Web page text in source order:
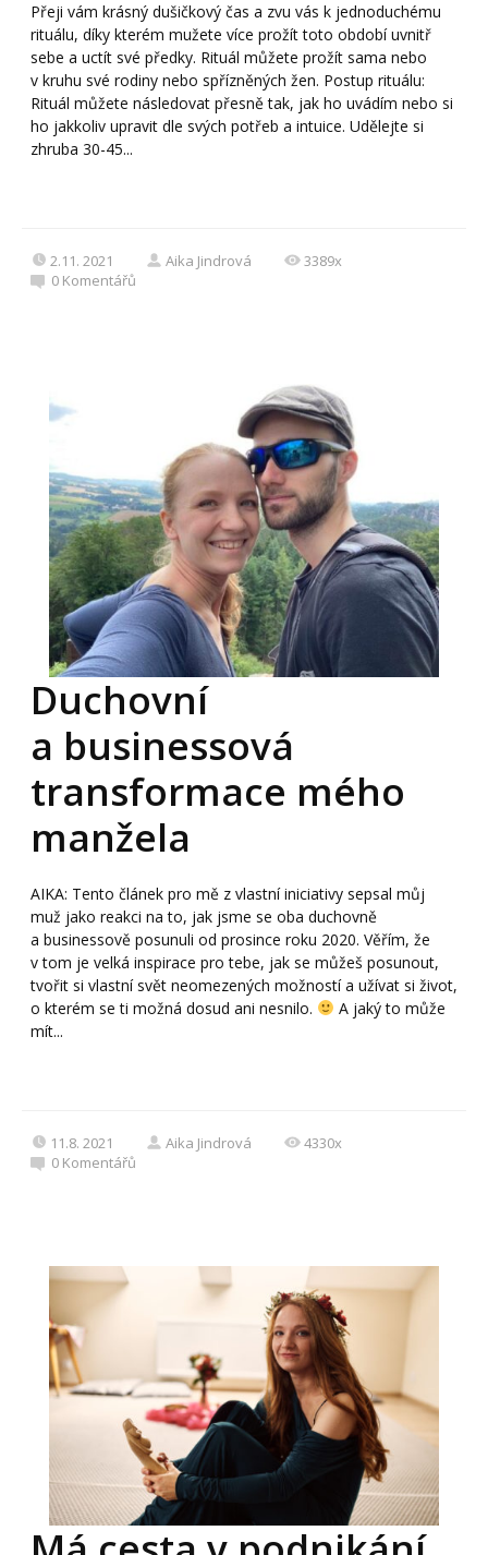
Přeji vám krásný dušičkový čas a zvu vás k jednoduchému
rituálu, díky kterém mužete více prožít toto období uvnitř
sebe a uctít své předky. Rituál můžete prožít sama nebo
v kruhu své rodiny nebo spřízněných žen. Postup rituálu:
Rituál můžete následovat přesně tak, jak ho uvádím nebo si
ho jakkoliv upravit dle svých potřeb a intuice. Udělejte si
zhruba 30-45...
2.11. 2021 Aika Jindrová
3389x
0 Komentářů
Duchovní
a businessová
transformace mého
manžela
AIKA: Tento článek pro mě z vlastní iniciativy sepsal můj
muž jako reakci na to, jak jsme se oba duchovně
a businessově posunuli od prosince roku 2020. Věřím, že
v tom je velká inspirace pro tebe, jak se můžeš posunout,
tvořit si vlastní svět neomezených možností a užívat si život,
o kterém se ti možná dosud ani nesnilo.
A jaký to může
mít...
11.8. 2021 Aika Jindrová
4330x
0 Komentářů